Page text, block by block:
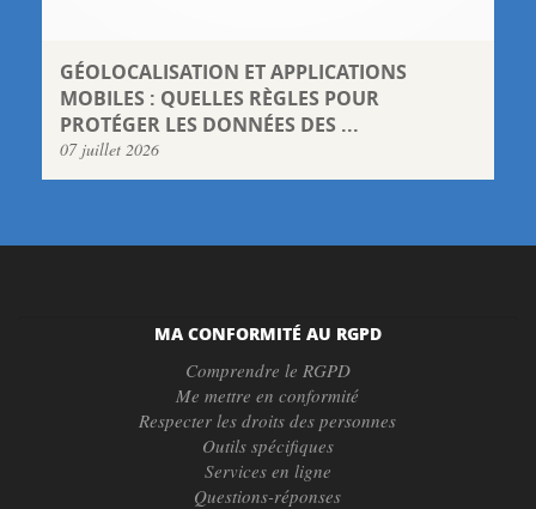
GÉOLOCALISATION ET APPLICATIONS
MOBILES : QUELLES RÈGLES POUR
PROTÉGER LES DONNÉES DES ...
07 juillet 2026
MA CONFORMITÉ AU RGPD
Comprendre le RGPD
Me mettre en conformité
Respecter les droits des personnes
Outils spécifiques
Services en ligne
Questions-réponses